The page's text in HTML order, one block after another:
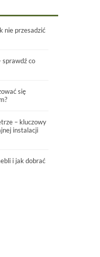
nie przesadzić
sprawdź co
się
– kluczowy
instalacji
i jak dobrać